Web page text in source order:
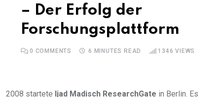
– Der Erfolg der
Forschungsplattform
0 COMMENTS 6 MINUTES READ 1346 VIEWS
2008 startete Ijad Madisch ResearchGate in Berlin. Es